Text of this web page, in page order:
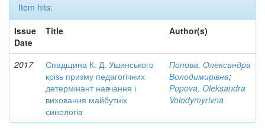
Item hits:
Issue
Date
Title Author(s)
2017
Спадщина К. Д. Ушинського
крізь призму педагогічних
детермінант навчання і
виховання майбутніх
синологів
Попова, Олександра
Володимирівна;
Popova, Oleksandra
Volodymyrivna